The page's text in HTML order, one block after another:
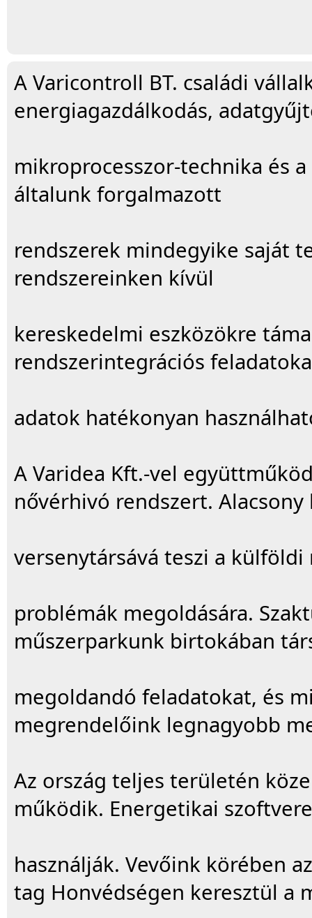
A Varicontroll BT. családi
energiagazdálkodás,
mikroprocesszor-technika és
általunk forgalmazott
rendszerek mindegyike saját
rendszereinken kívül
kereskedelmi eszközökre
rendszerintegrációs
adatok hatékonyan
A Varidea Kft.-vel
nővérhivó rendszert.
versenytársává teszi a külföldi
problémák megoldására.
műszerparkunk birtokában
megoldandó feladatokat, és
megrendelőink legnagyobb
Az ország teljes területén
működik. Energetikai
használják. Vevőink körében
tag Honvédségen keresztül a